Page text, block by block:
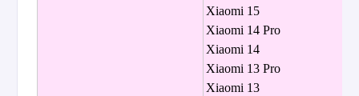
Xiaomi 15
Xiaomi 14 Pro
Xiaomi 14
Xiaomi 13 Pro
Xiaomi 13